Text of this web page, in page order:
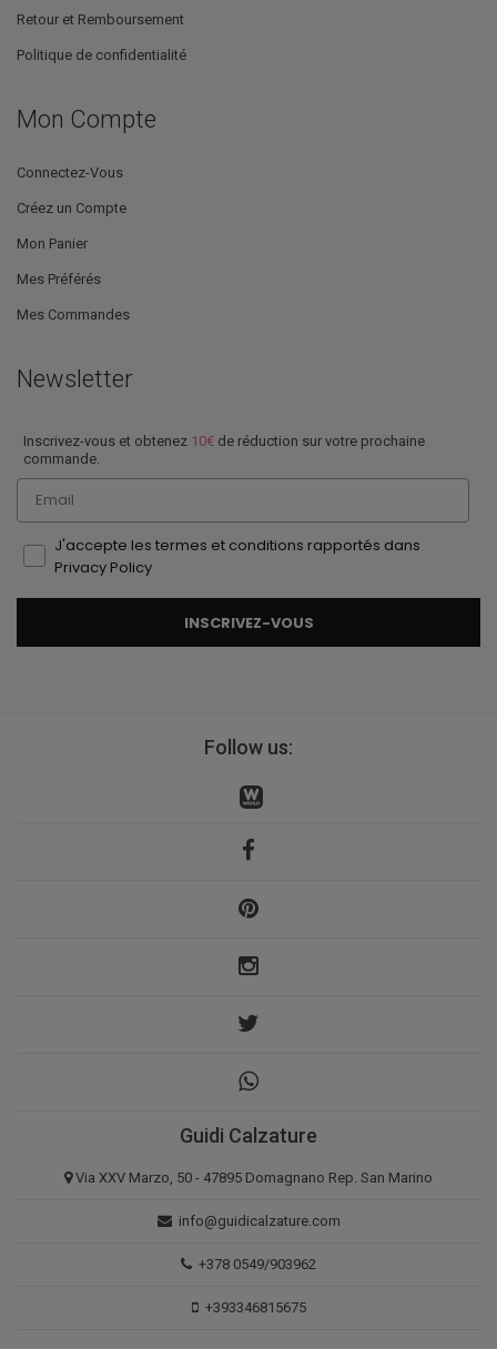
Retour et Remboursement
Politique de confidentialité
Mon Compte
Connectez-Vous
Créez un Compte
Mon Panier
Mes Préférés
Mes Commandes
Newsletter
Inscrivez-vous et obtenez 10€ de réduction sur votre prochaine
commande.
Email
J'accepte les termes et conditions rapportés dans
Privacy Policy
INSCRIVEZ-VOUS
Follow us:
Guidi Calzature
Via XXV Marzo, 50 - 47895 Domagnano Rep. San Marino
info@guidicalzature.com
+378 0549/903962
+393346815675